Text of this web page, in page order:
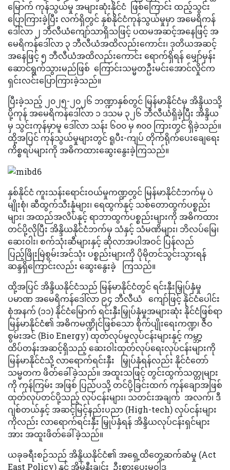
မြောက် ကုန်သွယ်မှု အများဆုံးနိုင်ငံ ဖြစ်ကြောင်း ထည့်သွင်း
ပြောကြားခဲ့ပြီး လက်ရှိတွင် နှစ်နိုင်ငံကုန်သွယ်မှုမှာ အမေရိကန်
ဒေါ်လာ ၂ ဘီလီယံကျော်သာရှိသဖြင့် ပထမအဆင့်အနေဖြင့် အ
မေရိကန်ဒေါ်လာ ၃ ဘီလီယံအထိလည်းကောင်း၊ ဒုတိယအဆင့်
အနေဖြင့် ၅ ဘီလီယံအထိလည်းကောင်း ရောက်ရှိရန် မျှော်မှန်း
ဆောင်ရွက်သွားမည်ဖြစ် ကြောင်းသမ္မတဦးမင်းအောင်လှိုင်က
ရှင်းလင်းပြောကြားခဲ့သည်။
ပြီးခဲ့သည့် ၂၀၂၅-၂၀၂၆ ဘဏ္ဍာနှစ်တွင် မြန်မာနိုင်ငံမှ အိန္ဒိယသို့
ပို့ကုန် အမေရိကန်ဒေါ်လာ ၁ ဒသမ ၃၂၆ ဘီလီယံရှိခဲ့ပြီး အိန္ဒိယ
မှ သွင်းကုန်မှာမူ ဒေါ်လာ သန်း ၆၀၀ မှ ၈၀၀ ကြားတွင် ရှိခဲ့သည်။
ထို့အပြင် ကုန်သွယ်မှုများတွင် ရူပီး-ကျပ် တိုက်ရိုက်ပေးချေရေး
ကိစ္စရပ်များကို အဓိကထားဆွေးနွေးခဲ့ကြသည်။
နှစ်နိုင်ငံ ကူးသန်းရောင်းဝယ်မှုကဏ္ဍတွင် မြန်မာနိုင်ငံဘက်မှ ပဲ
မျိုးစုံ၊ ဆီထွက်သီးနှံများ၊ ရေထွက်နှင့် သစ်တောထွက်ပစ္စည်း
များ၊ အထည်အလိပ်နှင့် ရာဘာထွက်ပစ္စည်းများကို အဓိကထား
တင်ပို့လိုပြီး အိန္ဒိယနိုင်ငံဘက်မှ သံနှင့် သံမဏိများ၊ ဘိလပ်မြေ၊
ဆေးဝါး၊ စက်သုံးဆီများနှင့် ဆိုလာအပါအဝင် ပြန်လည်
ပြည့်ဖြိုးမြဲစွမ်းအင်သုံး ပစ္စည်းများကို ပိုမိုတင်သွင်းသွားရန်
ဆန္ဒရှိကြောင်းလည်း ဆွေးနွေးခဲ့ ကြသည်။
ထို့အပြင် အိန္ဒိယနိုင်ငံသည် မြန်မာနိုင်ငံတွင် ရင်းနှီးမြှုပ်နှံမှု
ပမာဏ အမေရိကန်ဒေါ်လာ ၉၄ ဘီလီယံ ကျော်ဖြင့် နိုင်ငံပေါင်း
စုံအနက် (၁၁) နိုင်ငံမြောက် ရင်းနှီးမြှုပ်နှံမှုအများဆုံး နိုင်ငံဖြစ်ရာ
မြန်မာနိုင်ငံ၏ အဓိကမဏ္ဍိုင်ဖြစ်သော စိုက်ပျိုးရေးကဏ္ဍ၊ ဇီဝ
စွမ်းအင် (Bio Energy) ထုတ်လုပ်မှုလုပ်ငန်းများနှင့် ကမ္ဘာ့
ထိပ်တန်းအဆင့်ရှိသည့် ဆေးဝါးထုတ်လုပ်ရေးလုပ်ငန်းများကို
မြန်မာနိုင်ငံသို့ လာရောက်ရင်းနှီး မြှုပ်နှံရန်လည်း နိုင်ငံတော်
သမ္မတက ဖိတ်ခေါ်ခဲ့သည်။ အထူးသဖြင့် တွင်းထွက်သတ္တုများ
ကို ကုန်ကြမ်း အဖြစ် ပြည်ပသို့ တင်ပို့ခြင်းထက် ကုန်ချောအဖြစ်
ထုတ်လုပ်တင်ပို့သည့် လုပ်ငန်းများ၊ သတင်းအချက် အလက်၊ ဒီ
ဂျစ်တယ်နှင့် အဆင့်မြင့်နည်းပညာ (High-tech) လုပ်ငန်းများ
ကိုလည်း လာရောက်ရင်းနှီး မြှုပ်နှံရန် အိန္ဒိယလုပ်ငန်းရှင်များ
အား အထူးဖိတ်ခေါ်ခဲ့သည်။
ယခုခရီးစဉ်သည် အိန္ဒိယနိုင်ငံ၏ အရှေ့ထိတွေ့ဆက်ဆံမှု (Act
East Policy) နှင့် အိမ်နီးချင်း ဦးစားပေးမူဝါဒ